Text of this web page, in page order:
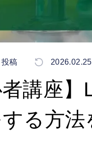
稿
者講座
る方法